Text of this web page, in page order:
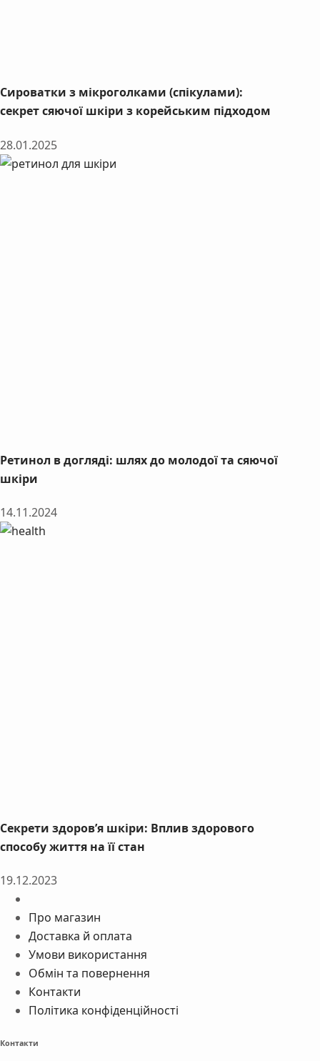
Сироватки з мікроголками (спікулами):
секрет сяючої шкіри з корейським підходом
28.01.2025
Ретинол в догляді: шлях до молодої та сяючої
шкіри
14.11.2024
Секрети здоров’я шкіри: Вплив здорового
способу життя на її стан
19.12.2023
Про магазин
Доставка й оплата
Умови використання
Обмін та повернення
Контакти
Політика конфіденційності
Контакти